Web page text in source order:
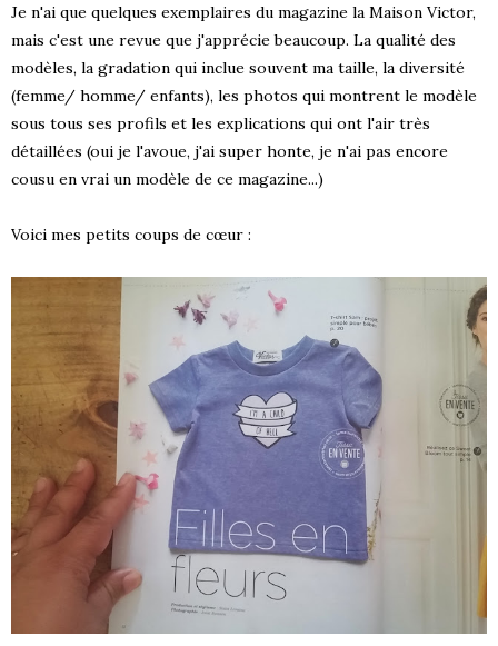
Je n'ai que quelques exemplaires du magazine la Maison Victor,
mais c'est une revue que j'apprécie beaucoup. La qualité des
modèles, la gradation qui inclue souvent ma taille, la diversité
(femme/ homme/ enfants), les photos qui montrent le modèle
sous tous ses profils et les explications qui ont l'air très
détaillées (oui je l'avoue, j'ai super honte, je n'ai pas encore
cousu en vrai un modèle de ce magazine...)
Voici mes petits coups de cœur :